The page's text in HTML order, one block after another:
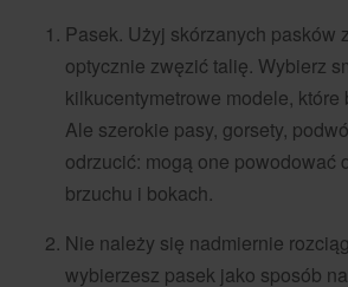
Pasek. Użyj skórzanych pasków
optycznie zwęzić talię. Wybierz
kilkucentymetrowe modele, które
Ale szerokie pasy, gorsety,
odrzucić: mogą one powodować
brzuchu i bokach.
Nie należy się nadmiernie
wybierzesz pasek jako sposób